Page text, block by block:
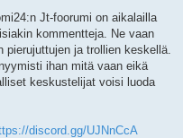
Jt-foorumi on aikalailla
kommentteja. Ne vaan
ja trollien keskellä.
ihan mitä vaan eikä
keskustelijat voisi luoda
discord.gg/UJNnCcA